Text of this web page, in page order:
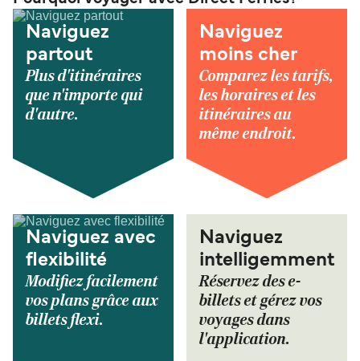
Naviguez
partout
Plus d'itinéraires
que n'importe qui
d'autre.
Naviguez
moins cher
Comparez les tarifs,
les horaires et les
itinéraires au
même endroit.
Naviguez avec
flexibilité
Modifiez facilement
vos plans grâce aux
billets flexi.
Naviguez
intelligemment
Réservez des e-
billets et gérez vos
voyages dans
l'application.